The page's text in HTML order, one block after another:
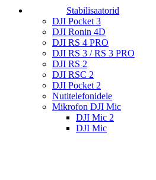
Stabilisaatorid
DJI Pocket 3
DJI Ronin 4D
DJI RS 4 PRO
DJI RS 3 / RS 3 PRO
DJI RS 2
DJI RSC 2
DJI Pocket 2
Nutitelefonidele
Mikrofon DJI Mic
DJI Mic 2
DJI Mic